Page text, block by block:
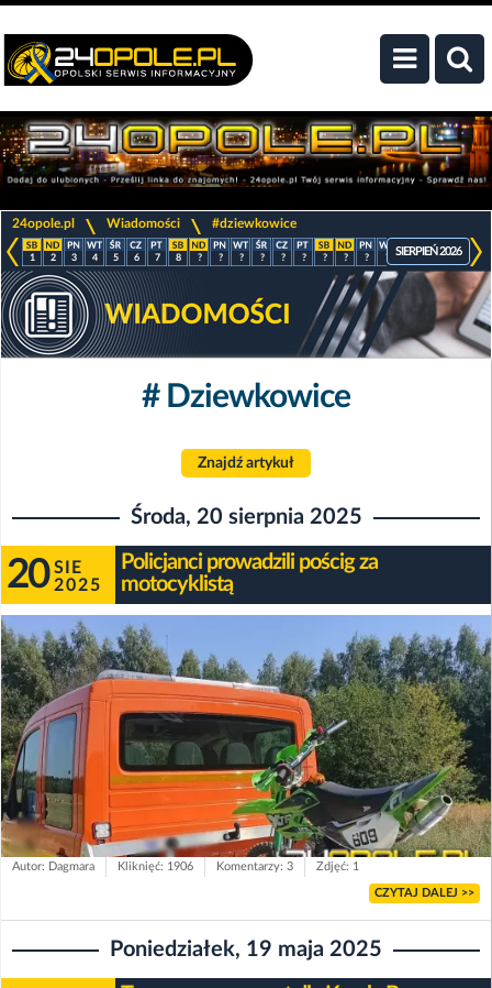
24opole.pl Wiadomości #dziewkowice
1 2 3 4 5 6 7 8 ? ? ? ? ? ? ? ? ? ? ? ? ?
SIERPIEŃ 2026
# Dziewkowice
Znajdź artykuł
Środa, 20 sierpnia 2025
20 SIE
2025
Policjanci prowadzili pościg za
motocyklistą
Autor: Dagmara Kliknięć: 1906 Komentarzy: 3 Zdjęć: 1
CZYTAJ DALEJ >>
Poniedziałek, 19 maja 2025